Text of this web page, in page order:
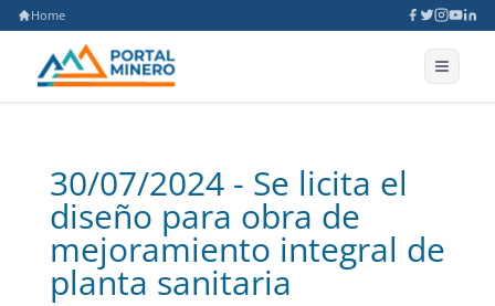
Home
30/07/2024 - Se licita el
diseño para obra de
mejoramiento integral de
planta sanitaria